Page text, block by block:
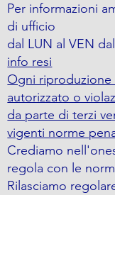
Per informazioni
di ufficio
dal LUN al VEN
info resi
Ogni
autorizzato o
da parte di terzi
vigenti norme
Crediamo
regola con le
Rilasciamo